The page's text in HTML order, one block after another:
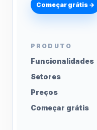
Começar grátis →
PRODUTO
Funcionalidades
Setores
Preços
Começar grátis